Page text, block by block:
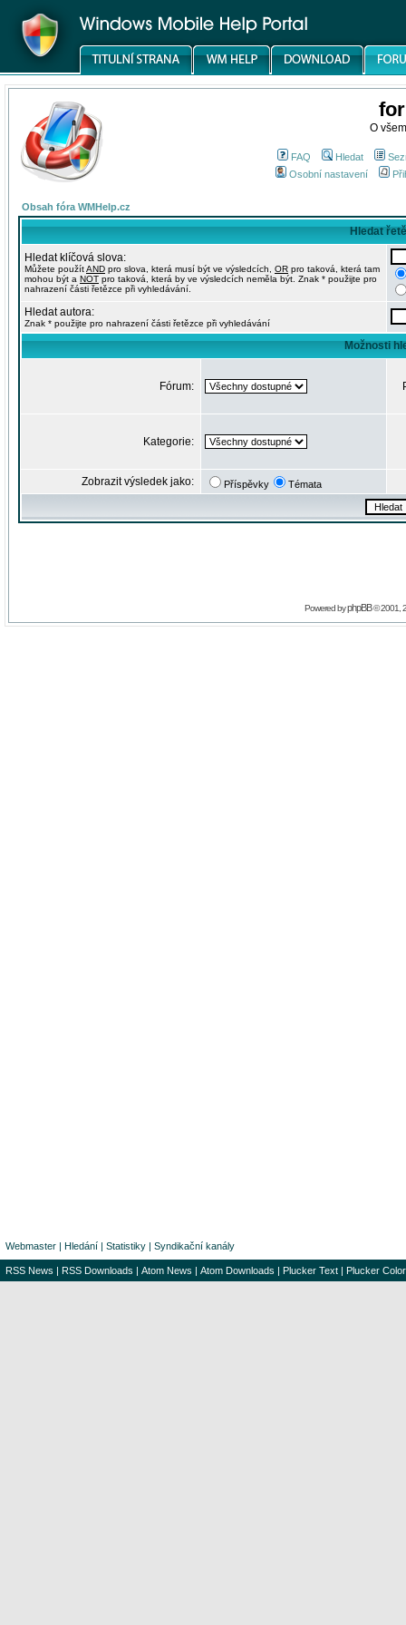
O
FAQ Hledat
Osobní nastavení
Obsah fóra WMHelp.cz
Hledat
Hledat klíčová slova:
Můžete použítAND pro slova, která musí být ve výsledcích, OR pro taková, která tam
mohou být a NOT pro taková, která by ve výsledcích neměla být. Znak * použijte pro
nahrazení části řetězce při vyhledávání.
Hledat autora:
Znak * použijte pro nahrazení části řetězce při vyhledávání
Možnosti
Fórum:
Kategorie:
Zobrazit výsledek jako: Příspěvky Témata
Powered byphpBB© 2001,
Webmaster | Hledání | Statistiky | Syndikační kanály
RSS News | RSS Downloads | Atom News | Atom Downloads | Plucker Text | Plucker Color